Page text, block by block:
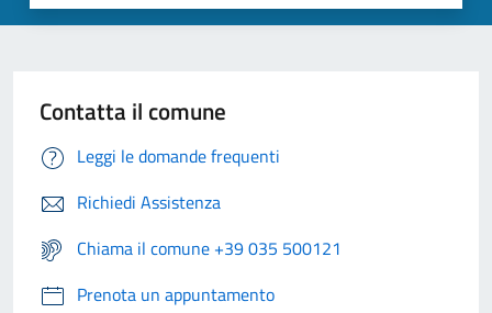
Contatta il comune
Leggi le domande frequenti
Richiedi Assistenza
Chiama il comune +39 035 500121
Prenota un appuntamento